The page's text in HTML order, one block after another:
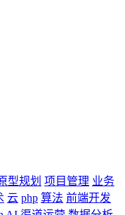
型规划 项目管理 业务
云 php 算法 前端开发